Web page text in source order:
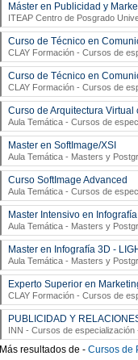
Máster en Publicidad y
ITEAP Centro de Posgrado
Curso de Técnico en
CLAY Formación - Cursos de
Curso de Técnico en
CLAY Formación - Cursos de
Curso de Arquitectura
Aula Temática - Cursos de
Master en SoftImage/XSI
Aula Temática - Masters y
Curso SoftImage Advanced
Aula Temática - Cursos de
Master Intensivo en
Aula Temática - Masters y
Master en Infografía 3D -
Aula Temática - Masters y
Experto Superior en
CLAY Formación - Cursos de
PUBLICIDAD Y
INN - Cursos de especialización
Más resultados de - Cursos de